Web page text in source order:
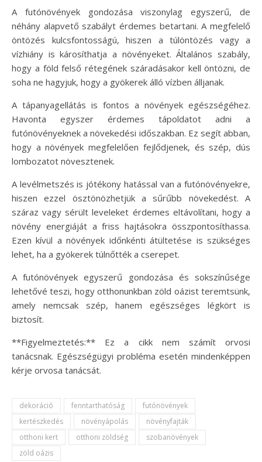
A futónövények gondozása viszonylag egyszerű, de
néhány alapvető szabályt érdemes betartani. A megfelelő
öntözés kulcsfontosságú, hiszen a túlöntözés vagy a
vízhiány is károsíthatja a növényeket. Általános szabály,
hogy a föld felső rétegének száradásakor kell öntözni, de
soha ne hagyjuk, hogy a gyökerek álló vízben álljanak.
A tápanyagellátás is fontos a növények egészségéhez.
Havonta egyszer érdemes tápoldatot adni a
futónövényeknek a növekedési időszakban. Ez segít abban,
hogy a növények megfelelően fejlődjenek, és szép, dús
lombozatot növesztenek.
A levélmetszés is jótékony hatással van a futónövényekre,
hiszen ezzel ösztönözhetjük a sűrűbb növekedést. A
száraz vagy sérült leveleket érdemes eltávolítani, hogy a
növény energiáját a friss hajtásokra összpontosíthassa.
Ezen kívül a növények időnkénti átültetése is szükséges
lehet, ha a gyökerek túlnőtték a cserepet.
A futónövények egyszerű gondozása és sokszínűsége
lehetővé teszi, hogy otthonunkban zöld oázist teremtsünk,
amely nemcsak szép, hanem egészséges légkört is
biztosít.
**Figyelmeztetés:** Ez a cikk nem számít orvosi
tanácsnak. Egészségügyi probléma esetén mindenképpen
kérje orvosa tanácsát.
dekoráció fenntarthatóság
futónövények
kertészkedés
növényápolás
növényfajták
otthoni kert
otthoni zöldség
szobanövények
zöld oázis